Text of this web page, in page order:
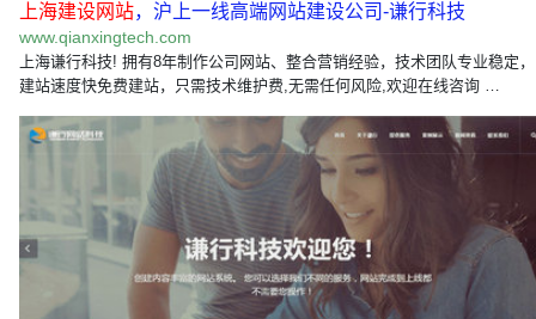
上海建设网站，沪上一线高端网站建设公司-谦行科技
www.qianxingtech.com
上海谦行科技! 拥有8年制作公司网站、整合营销经验，技术团队专业稳定，
建站速度快免费建站，只需技术维护费,无需任何风险,欢迎在线咨询 …